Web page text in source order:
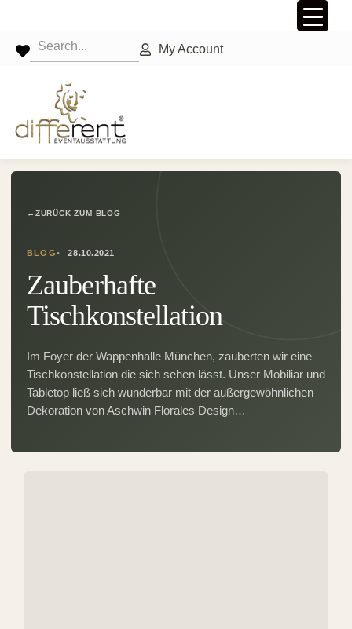
My Account
← ZURÜCK ZUM BLOG
BLOG 28.10.2021
Zauberhafte
Tischkonstellation
Im Foyer der Wappenhalle München, zauberten wir eine
Tischkonstellation die sich sehen lässt. Unser Mobiliar und
Tabletop ließ sich wunderbar mit der außergewöhnlichen
Dekoration von Aschwin Florales Design…